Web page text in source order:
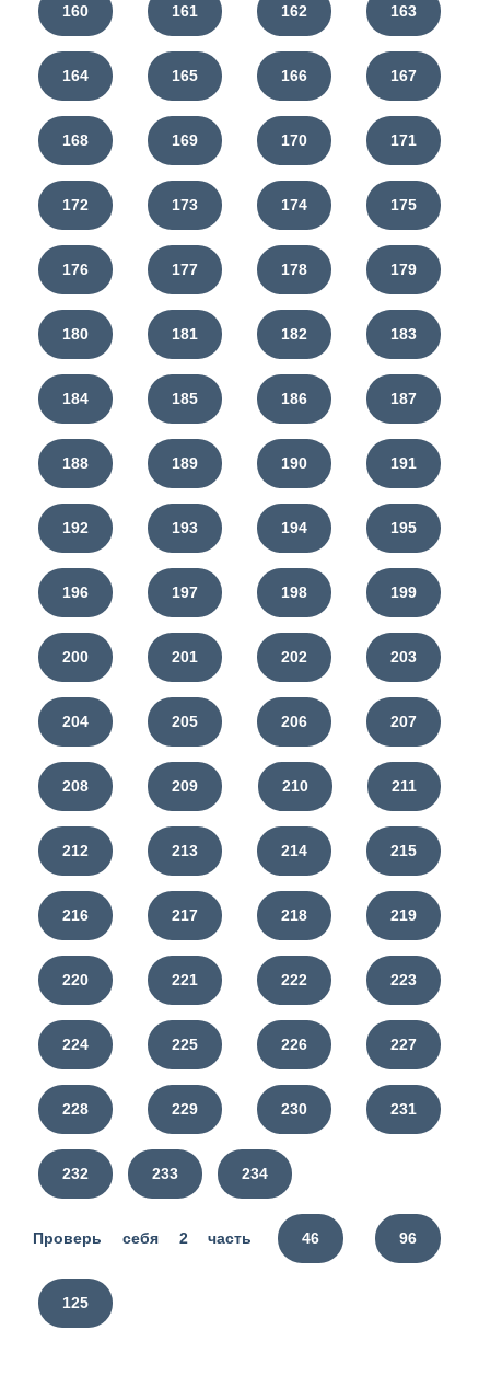
160 161 162 163
164 165 166 167
168 169 170 171
172 173 174 175
176 177 178 179
180 181 182 183
184 185 186 187
188 189 190 191
192 193 194 195
196 197 198 199
200 201 202 203
204 205 206 207
208 209 210 211
212 213 214 215
216 217 218 219
220 221 222 223
224 225 226 227
228 229 230 231
232 233 234
Проверь себя 2 часть 46 96
125